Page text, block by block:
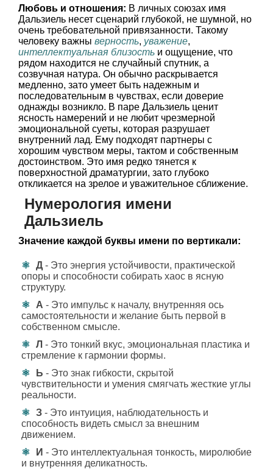
Любовь и отношения: В личных союзах имя
Дальзиель несет сценарий глубокой, не шумной, но
очень требовательной привязанности. Такому
человеку важны верность, уважение,
интеллектуальная близость и ощущение, что
рядом находится не случайный спутник, а
созвучная натура. Он обычно раскрывается
медленно, зато умеет быть надежным и
последовательным в чувствах, если доверие
однажды возникло. В паре Дальзиель ценит
ясность намерений и не любит чрезмерной
эмоциональной суеты, которая разрушает
внутренний лад. Ему подходят партнеры с
хорошим чувством меры, тактом и собственным
достоинством. Это имя редко тянется к
поверхностной драматургии, зато глубоко
откликается на зрелое и уважительное сближение.
Нумерология имени
Дальзиель
Значение каждой буквы имени по вертикали:
Д - Это энергия устойчивости, практической
опоры и способности собирать хаос в ясную
структуру.
А - Это импульс к началу, внутренняя ось
самостоятельности и желание быть первой в
собственном смысле.
Л - Это тонкий вкус, эмоциональная пластика и
стремление к гармонии формы.
Ь - Это знак гибкости, скрытой
чувствительности и умения смягчать жесткие углы
реальности.
З - Это интуиция, наблюдательность и
способность видеть смысл за внешним
движением.
И - Это интеллектуальная тонкость, миролюбие
и внутренняя деликатность.